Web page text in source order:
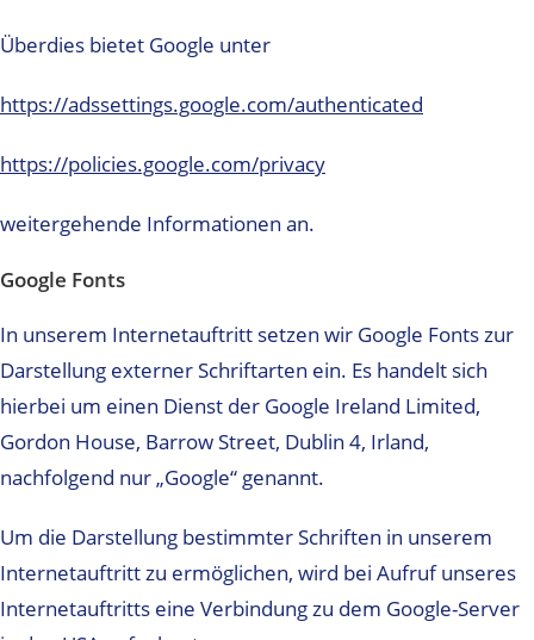
Überdies bietet Google unter
https://adssettings.google.com/authenticated
https://policies.google.com/privacy
weitergehende Informationen an.
Google Fonts
In unserem Internetauftritt setzen wir Google Fonts zur
Darstellung externer Schriftarten ein. Es handelt sich
hierbei um einen Dienst der Google Ireland Limited,
Gordon House, Barrow Street, Dublin 4, Irland,
nachfolgend nur „Google“ genannt.
Um die Darstellung bestimmter Schriften in unserem
Internetauftritt zu ermöglichen, wird bei Aufruf unseres
Internetauftritts eine Verbindung zu dem Google-Server